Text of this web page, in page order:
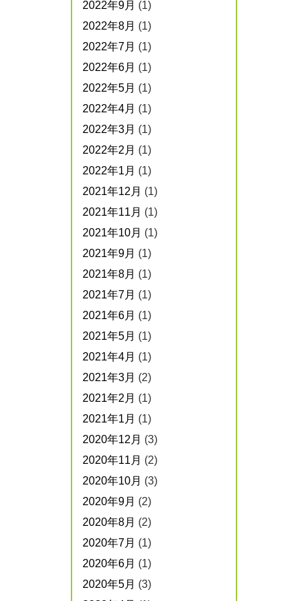
2022年9月 (1)
2022年8月 (1)
2022年7月 (1)
2022年6月 (1)
2022年5月 (1)
2022年4月 (1)
2022年3月 (1)
2022年2月 (1)
2022年1月 (1)
2021年12月 (1)
2021年11月 (1)
2021年10月 (1)
2021年9月 (1)
2021年8月 (1)
2021年7月 (1)
2021年6月 (1)
2021年5月 (1)
2021年4月 (1)
2021年3月 (2)
2021年2月 (1)
2021年1月 (1)
2020年12月 (3)
2020年11月 (2)
2020年10月 (3)
2020年9月 (2)
2020年8月 (2)
2020年7月 (1)
2020年6月 (1)
2020年5月 (3)